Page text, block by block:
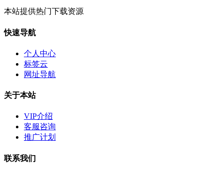
本站提供热门下载资源
快速导航
个人中心
标签云
网址导航
关于本站
VIP介绍
客服咨询
推广计划
联系我们